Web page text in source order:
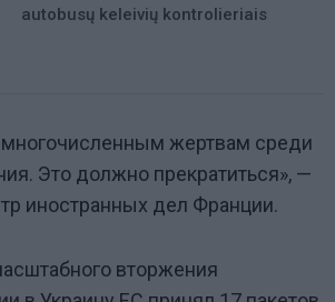
autobusų keleivių kontrolieriais
многочисленным жертвам среди
Это должно прекратиться», —
иностранных дел Франции.
вторжения